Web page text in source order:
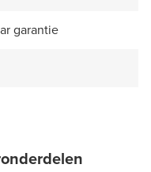
garantie